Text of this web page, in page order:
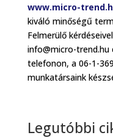
www.micro-
kiváló minőségű
Felmerülő
info@micro-
telefonon, a 06-1-
munkatársaink
Legutóbbi